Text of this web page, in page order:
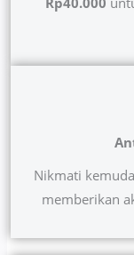
Nikmati
memberikan